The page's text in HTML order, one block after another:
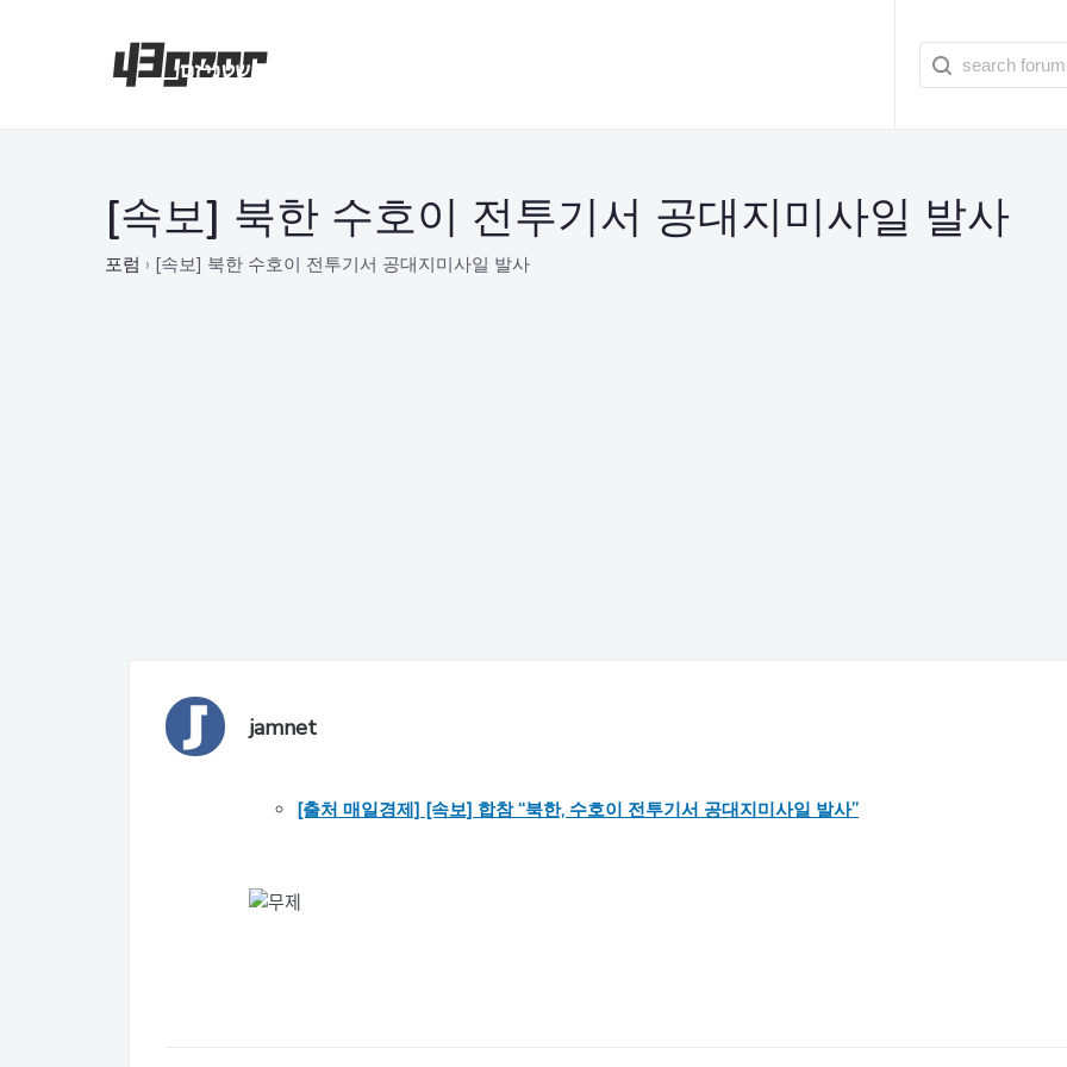
[속보] 북한 수호이 전투기서 공대지미사일 발사
포럼 › [속보] 북한 수호이 전투기서 공대지미사일 발사
jamnet
[출처 매일경제] [속보] 합참 “북한, 수호이 전투기서 공대지미사일 발사”